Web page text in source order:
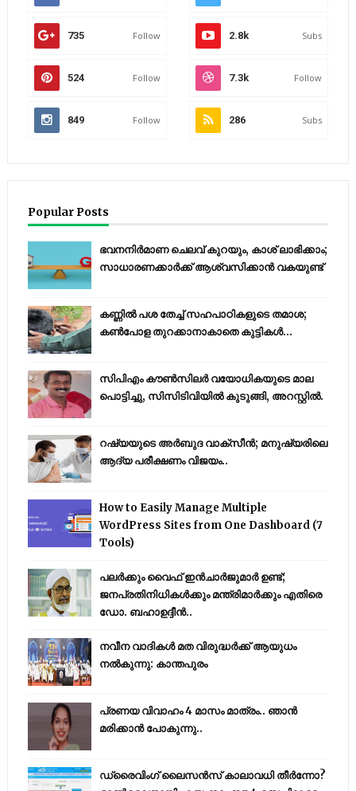
735 Follow 2.8k Subs
524 Follow 7.3k Follow
849 Follow 286 Subs
Popular Posts
ഭവനനിർമാണ ചെലവ് കുറയും, കാശ് ലാഭിക്കാം;
സാധാരണക്കാർക്ക് ആശ്വസിക്കാൻ വകയുണ്ട്
കണ്ണിൽ പശ തേച്ച് സഹപാഠികളുടെ തമാശ;
കൺപോള തുറക്കാനാകാതെ കുട്ടികൾ...
സിപിഎം കൗണ്‍സിലര്‍ വയോധികയുടെ മാല
പൊട്ടിച്ചു, സിസിടിവിയില്‍ കുടുങ്ങി, അറസ്റ്റില്‍.
റഷ്യയുടെ അര്‍ബുദ വാക്‌സീന്‍; മനുഷ്യരിലെ
ആദ്യ പരീക്ഷണം വിജയം..
How to Easily Manage Multiple
WordPress Sites from One Dashboard (7
Tools)
പലർക്കും വൈഫ് ഇൻചാർജുമാർ ഉണ്ട്;
ജനപ്രതിനിധികൾക്കും മന്ത്രിമാർക്കും എതിരെ
ഡോ. ബഹാഉദ്ദീൻ..
നവീന വാദികൾ മത വിരുദ്ധർക്ക് ആയുധം
നൽകുന്നു: കാന്തപുരം
പ്രണയ വിവാഹം 4 മാസം മാത്രം.. ഞാൻ
മരിക്കാൻ പോകുന്നു..
ഡ്രൈവിംഗ് ലൈസൻസ് കാലാവധി തീർന്നോ?